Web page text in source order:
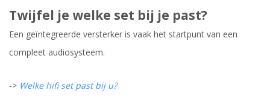
Twijfel je welke set bij je past?
Een geïntegreerde versterker is vaak het startpunt van een
compleet audiosysteem.
-> Welke hifi set past bij u?